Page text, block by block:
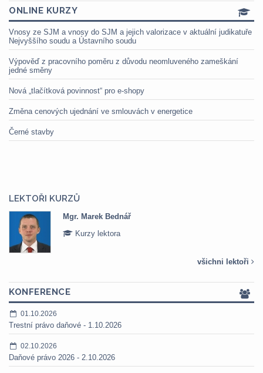
ONLINE KURZY
Vnosy ze SJM a vnosy do SJM a jejich valorizace v aktuální judikatuře
Nejvyššího soudu a Ústavního soudu
Výpověď z pracovního poměru z důvodu neomluveného zameškání
jedné směny
Nová „tlačítková povinnost“ pro e-shopy
Změna cenových ujednání ve smlouvách v energetice
Černé stavby
LEKTOŘI KURZŮ
Mgr. Marek Bednář
Kurzy lektora
všichni lektoři
KONFERENCE
01.10.2026
Trestní právo daňové - 1.10.2026
02.10.2026
Daňové právo 2026 - 2.10.2026